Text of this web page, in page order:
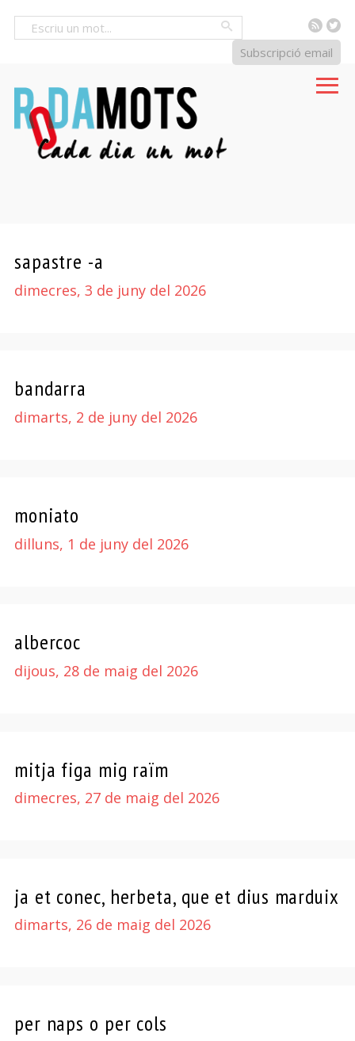
RSS
Subscripció email
sapastre -a
dimecres, 3 de juny del 2026
bandarra
dimarts, 2 de juny del 2026
moniato
dilluns, 1 de juny del 2026
albercoc
dijous, 28 de maig del 2026
mitja figa mig raïm
dimecres, 27 de maig del 2026
ja et conec, herbeta, que et dius marduix
dimarts, 26 de maig del 2026
per naps o per cols